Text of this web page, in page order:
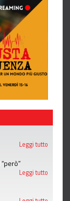
Leggi tutto
Leggi tutto